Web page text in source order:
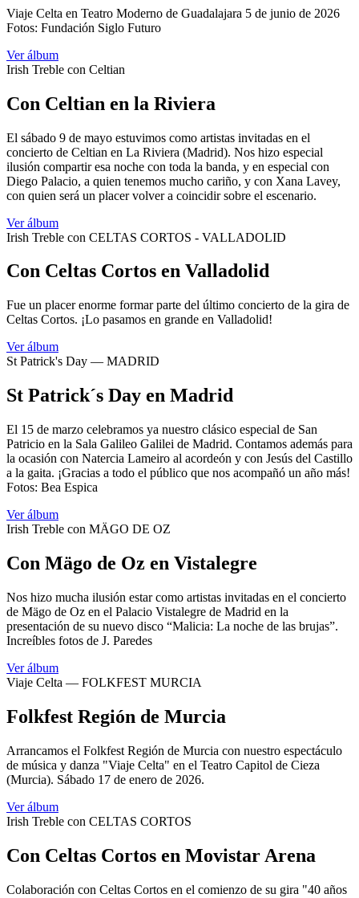
Viaje Celta en Teatro Moderno de Guadalajara 5 de junio de 2026
Fotos: Fundación Siglo Futuro
Ver álbum
Irish Treble con Celtian
Con Celtian en la Riviera
El sábado 9 de mayo estuvimos como artistas invitadas en el
concierto de Celtian en La Riviera (Madrid). Nos hizo especial
ilusión compartir esa noche con toda la banda, y en especial con
Diego Palacio, a quien tenemos mucho cariño, y con Xana Lavey,
con quien será un placer volver a coincidir sobre el escenario.
Ver álbum
Irish Treble con CELTAS CORTOS - VALLADOLID
Con Celtas Cortos en Valladolid
Fue un placer enorme formar parte del último concierto de la gira de
Celtas Cortos. ¡Lo pasamos en grande en Valladolid!
Ver álbum
St Patrick's Day — MADRID
St Patrick´s Day en Madrid
El 15 de marzo celebramos ya nuestro clásico especial de San
Patricio en la Sala Galileo Galilei de Madrid. Contamos además para
la ocasión con Natercia Lameiro al acordeón y con Jesús del Castillo
a la gaita. ¡Gracias a todo el público que nos acompañó un año más!
Fotos: Bea Espica
Ver álbum
Irish Treble con MÄGO DE OZ
Con Mägo de Oz en Vistalegre
Nos hizo mucha ilusión estar como artistas invitadas en el concierto
de Mägo de Oz en el Palacio Vistalegre de Madrid en la
presentación de su nuevo disco “Malicia: La noche de las brujas”.
Increíbles fotos de J. Paredes
Ver álbum
Viaje Celta — FOLKFEST MURCIA
Folkfest Región de Murcia
Arrancamos el Folkfest Región de Murcia con nuestro espectáculo
de música y danza "Viaje Celta" en el Teatro Capitol de Cieza
(Murcia). Sábado 17 de enero de 2026.
Ver álbum
Irish Treble con CELTAS CORTOS
Con Celtas Cortos en Movistar Arena
Colaboración con Celtas Cortos en el comienzo de su gira "40 años